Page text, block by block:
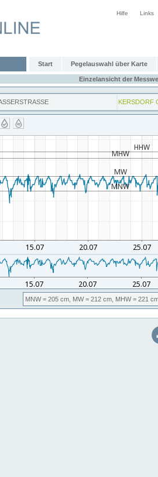
Hilfe Links
Start Pegelauswahl über Karte
Einzelansicht der
KERSDORF
MNW= 205 cm, MW= 212 cm, MHW= 221